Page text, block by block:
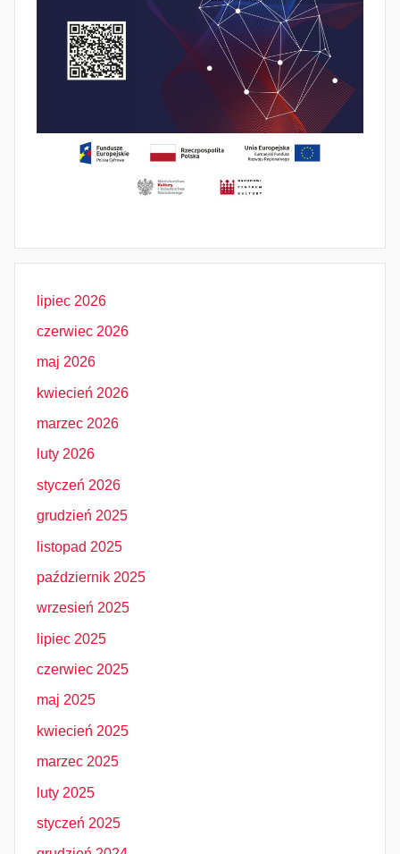
lipiec 2026
czerwiec 2026
maj 2026
kwiecień 2026
marzec 2026
luty 2026
styczeń 2026
grudzień 2025
listopad 2025
październik 2025
wrzesień 2025
lipiec 2025
czerwiec 2025
maj 2025
kwiecień 2025
marzec 2025
luty 2025
styczeń 2025